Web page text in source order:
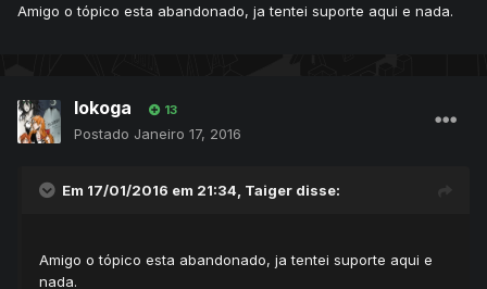
Amigo o tópico esta abandonado, ja tentei suporte aqui e nada.
lokoga 13
Postado Janeiro 17, 2016
Em 17/01/2016 em 21:34, Taiger disse:
Amigo o tópico esta abandonado, ja tentei suporte aqui e
nada.